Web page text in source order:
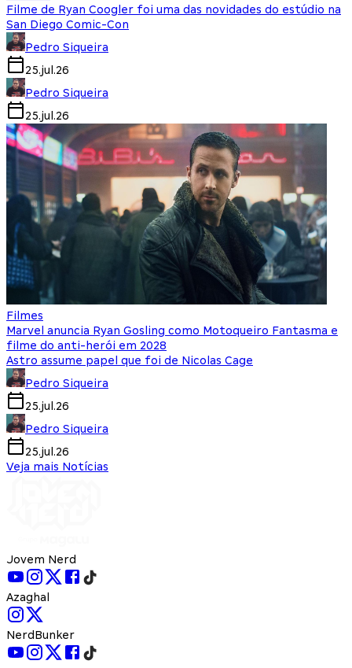
Filme de Ryan Coogler foi uma das novidades do estúdio na
San Diego Comic-Con
Pedro Siqueira
25.jul.26
Pedro Siqueira
25.jul.26
Filmes
Marvel anuncia Ryan Gosling como Motoqueiro Fantasma e
filme do anti-herói em 2028
Astro assume papel que foi de Nicolas Cage
Pedro Siqueira
25.jul.26
Pedro Siqueira
25.jul.26
Veja mais Notícias
Jovem Nerd
Azaghal
NerdBunker